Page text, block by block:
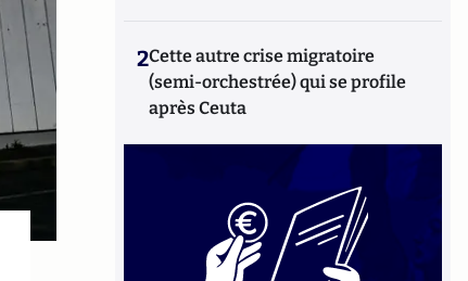
2Cette autre crise migratoire
(semi-orchestrée) qui se profile
après Ceuta